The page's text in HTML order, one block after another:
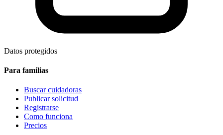
Datos protegidos
Para familias
Buscar cuidadoras
Publicar solicitud
Registrarse
Como funciona
Precios